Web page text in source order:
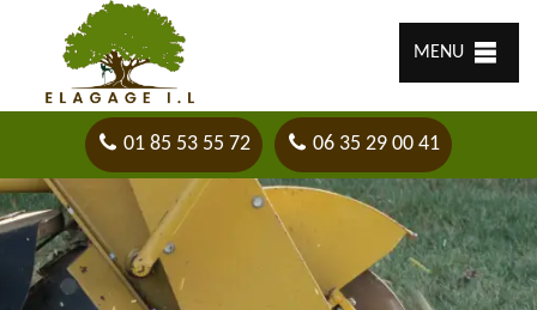
MENU
01 85 53 55 72 06 35 29 00 41